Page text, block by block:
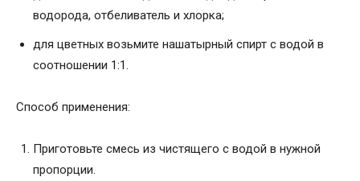
водорода, отбеливатель и хлорка;
для цветных возьмите нашатырный спирт с водой в
соотношении 1:1.
Способ применения:
Приготовьте смесь из чистящего с водой в нужной
пропорции.